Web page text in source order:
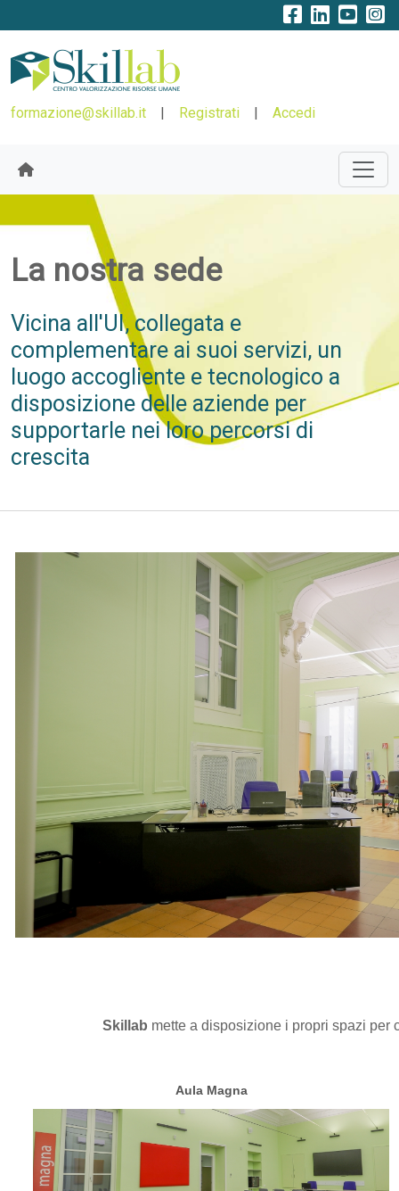
formazione@skillab.it | Registrati | Accedi
La nostra sede
Vicina all'UI, collegata e
complementare ai suoi servizi, un
luogo accogliente e tecnologico a
disposizione delle aziende per
supportarle nei loro percorsi di
crescita
Skillab mette a disposizione i propri spazi per
Aula Magna